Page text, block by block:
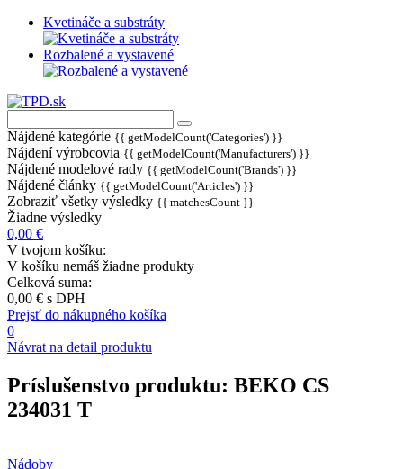
Kvetináče a substráty
Rozbalené a vystavené
Nájdené kategórie {{ getModelCount('Categories') }}
Nájdení výrobcovia {{ getModelCount('Manufacturers') }}
Nájdené modelové rady {{ getModelCount('Brands') }}
Nájdené články {{ getModelCount('Articles') }}
Zobraziť všetky výsledky {{ matchesCount }}
Žiadne výsledky
0,00 €
V tvojom košíku:
V košíku nemáš žiadne produkty
Celková suma:
0,00 € s DPH
Prejsť do nákupného košíka
0
Návrat na detail produktu
Príslušenstvo produktu: BEKO CS
234031 T
Nádoby